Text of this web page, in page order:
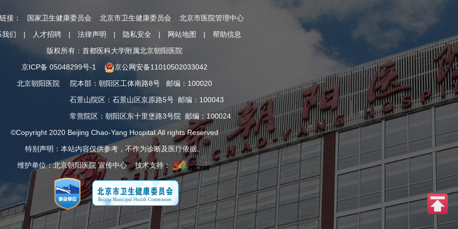
接： 国家卫生健康委员会 北京市卫生健康委员会
北京市医院管理中心
我们
| 人才招聘 | 法律声明 | 隐私安全 | 网站地图 |
帮助信息
版权所有：首都医科大学附属北京朝阳医院
京ICP备 05048299号-1
京公网安备11010502033042
北京朝阳医院
院本部 ： 朝阳区工体南路8号 邮编：100020
石景山院区 ： 石景山区京原路5号 邮编：100043
常营院区 ： 朝阳区东十里堡路3号院 邮编：100024
©Copyright 2020 Beijing Chao-Yang Hospital.All rights Reserved
特别声明：本站内容仅供参考，不作为诊断及医疗依据。
维护单位：北京朝阳医院 宣传中心 技术支持：